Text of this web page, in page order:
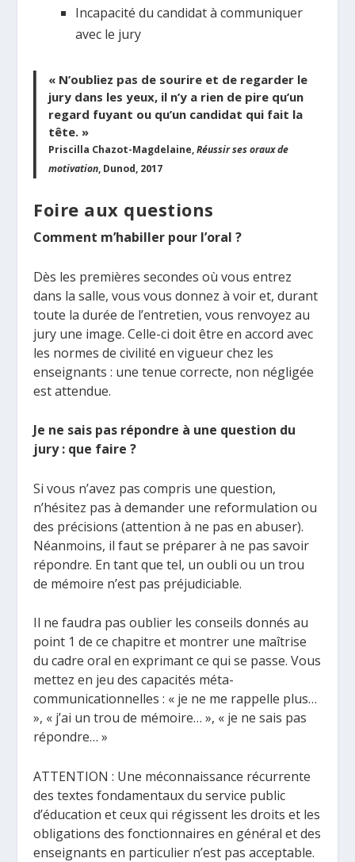
Incapacité du candidat à communiquer
avec le jury
« N’oubliez pas de sourire et de regarder le
jury dans les yeux, il n’y a rien de pire qu’un
regard fuyant ou qu’un candidat qui fait la
tête. »
Priscilla Chazot-Magdelaine,Réussir ses oraux de
motivation, Dunod, 2017
Foire aux questions
Comment m’habiller pour l’oral ?
Dès les premières secondes où vous entrez
dans la salle, vous vous donnez à voir et, durant
toute la durée de l’entretien, vous renvoyez au
jury une image. Celle-ci doit être en accord avec
les normes de civilité en vigueur chez les
enseignants : une tenue correcte, non négligée
est attendue.
Je ne sais pas répondre à une question du
jury : que faire ?
Si vous n’avez pas compris une question,
n’hésitez pas à demander une reformulation ou
des précisions (attention à ne pas en abuser).
Néanmoins, il faut se préparer à ne pas savoir
répondre. En tant que tel, un oubli ou un trou
de mémoire n’est pas préjudiciable.
Il ne faudra pas oublier les conseils donnés au
point 1 de ce chapitre et montrer une maîtrise
du cadre oral en exprimant ce qui se passe. Vous
mettez en jeu des capacités méta-
communicationnelles : « je ne me rappelle plus…
», « j’ai un trou de mémoire… », « je ne sais pas
répondre… »
ATTENTION : Une méconnaissance récurrente
des textes fondamentaux du service public
d’éducation et ceux qui régissent les droits et les
obligations des fonctionnaires en général et des
enseignants en particulier n’est pas acceptable.